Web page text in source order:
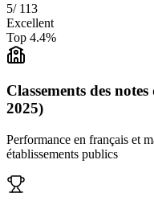
5/ 113
Excellent
Top 4.4%
Classements des
2025)
Performance en français et
établissements publics